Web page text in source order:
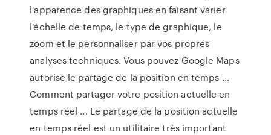
l'apparence des graphiques en faisant varier
l'échelle de temps, le type de graphique, le
zoom et le personnaliser par vos propres
analyses techniques. Vous pouvez Google Maps
autorise le partage de la position en temps ...
Comment partager votre position actuelle en
temps réel ... Le partage de la position actuelle
en temps réel est un utilitaire très important